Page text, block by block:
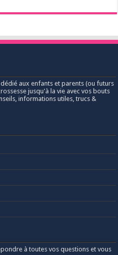
aux enfants et parents (ou futurs
jusqu'à la vie avec vos bouts
informations utiles, trucs &
à toutes vos questions et vous